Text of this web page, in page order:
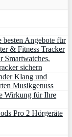
Angebote für
& Fitness Tracker
Smartwatches,
sichern
Klang und
Musikgenuss
Wirkung für Ihre
Pro 2 Hörgeräte